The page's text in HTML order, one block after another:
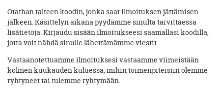
Otathan talteen koodin, jonka saat ilmoituksen jättämisen
jälkeen. Käsittelyn aikana pyydämme sinulta tarvittaessa
lisätietoja. Kirjaudu sisään ilmoitukseesi saamallasi koodilla,
jotta voit nähdä sinulle lähettämämme viestit.
Vastaanotettuamme ilmoituksesi vastaamme viimeistään
kolmen kuukauden kuluessa, mihin toimenpiteisiin olemme
ryhtyneet tai tulemme ryhtymään.